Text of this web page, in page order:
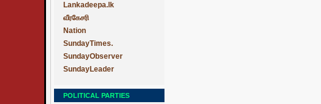
Lankadeepa.lk
வீரகேசரி
Nation
SundayTimes.
SundayObserver
SundayLeader
POLITICAL PARTIES